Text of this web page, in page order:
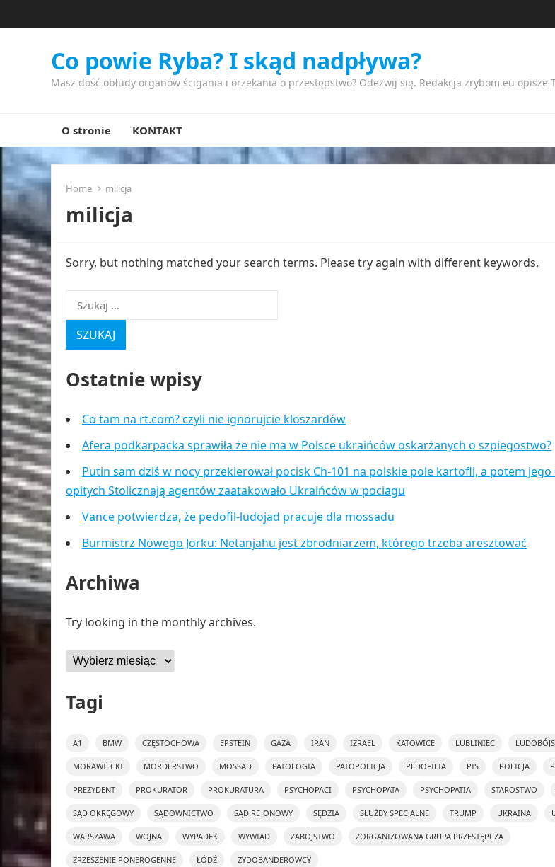
Co powie Ryba? I skąd nadpływa?
Masz dość obłudy organów ścigania i orzekania o przestępstwo? Odezwij się. Redakcja zrybom.eu
O stronie KONTAKT
Home milicja
milicja
Sorry, but nothing matched your search terms. Please try again with different keywords.
Szukaj:
Ostatnie wpisy
Co tam na rt.com? czyli nie ignorujcie kloszardów
Afera podkarpacka sprawiła że nie ma w Polsce ukraińców oskarżanych o szpiegostwo?
Putin sam dziś w nocy przekierował pocisk Ch-101 na polskie pole kartofli, a potem
opitych Stolicznają agentów zaatakowało Ukraińców w pociagu
Vance potwierdza, że pedofil-ludojad pracuje dla mossadu
Burmistrz Nowego Jorku: Netanjahu jest zbrodniarzem, którego trzeba aresztować
Archiwa
Try looking in the monthly archives.
Archiwa
Tagi
A1 BMW CZĘSTOCHOWA EPSTEIN GAZA IRAN IZRAEL KATOWICE LUBLINIEC
MORAWIECKI MORDERSTWO MOSSAD PATOLOGIA PATOPOLICJA PEDOFILIA PIS POLICJA
PREZYDENT PROKURATOR PROKURATURA PSYCHOPACI PSYCHOPATA PSYCHOPATIA STAROSTWO
SĄD OKRĘGOWY SĄDOWNICTWO SĄD REJONOWY SĘDZIA SŁUŻBY SPECJALNE TRUMP UKRAINA
WARSZAWA WOJNA WYPADEK WYWIAD ZABÓJSTWO ZORGANIZOWANA GRUPA PRZESTĘPCZA
ZRZESZENIE PONEROGENNE ŁÓDŹ ŻYDOBANDEROWCY